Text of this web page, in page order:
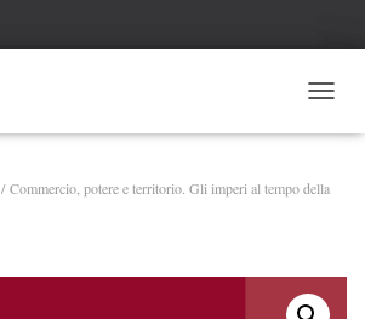
/ Commercio, potere e territorio. Gli imperi al tempo della